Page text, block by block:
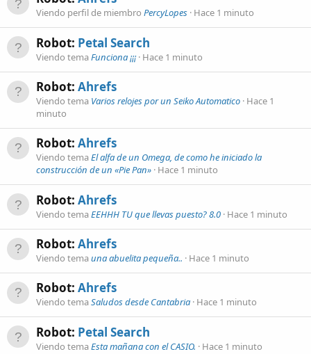
Viendo perfil de miembro PercyLopes Hace 1 minuto
Robot: Petal Search
Viendo temaFunciona ¡¡¡ Hace 1 minuto
Robot: Ahrefs
Viendo tema Varios relojes por un Seiko Automatico Hace 1
minuto
Robot: Ahrefs
Viendo temaEl alfa de un Omega, de como he iniciado la
construcción de un «Pie Pan» Hace 1 minuto
Robot: Ahrefs
Viendo temaEEHHH TU que llevas puesto? 8.0 Hace 1 minuto
Robot: Ahrefs
Viendo temauna abuelita pequeña.. Hace 1 minuto
Robot: Ahrefs
Viendo temaSaludos desde Cantabria Hace 1 minuto
Robot: Petal Search
Viendo temaEsta mañana con el CASIO. Hace 1 minuto